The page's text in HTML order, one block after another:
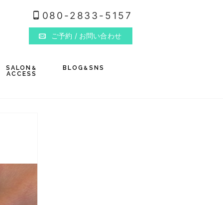
080-2833-5157
ご予約 / お問い合わせ
SALON &
ACCESS
BLOG & SNS